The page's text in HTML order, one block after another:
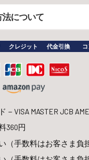
について
クレジット 代金引換
VISA MASTER JCB
360円
（手数料はお客さま負